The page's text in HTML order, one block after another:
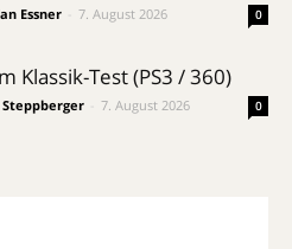
Essner 7. August 2026 0
Klassik-Test (PS3 / 360)
Steppberger 7. August 2026 0